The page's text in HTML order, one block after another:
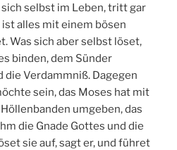
selbst im Leben, tritt gar
alles mit einem bösen
Was sich aber selbst löset,
binden, dem Sünder
die Verdammniß. Dagegen
sein, das Moses hat mit
umgeben, das
die Gnade Gottes und die
sie auf, sagt er, und führet